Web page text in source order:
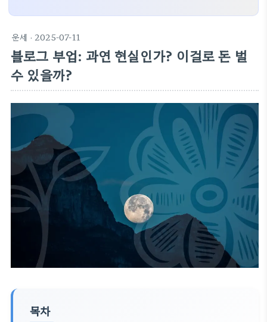
운세 · 2025-07-11
블로그 부업: 과연 현실인가? 이걸로 돈 벌
수 있을까?
목차